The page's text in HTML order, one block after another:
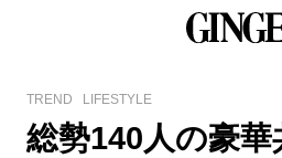
TREND LIFESTYLE
総勢140人の豪